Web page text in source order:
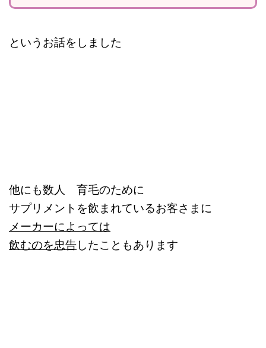
というお話をしました
他にも数人 育毛のために
サプリメントを飲まれているお客さまに
メーカーによっては
飲むのを忠告したこともあります